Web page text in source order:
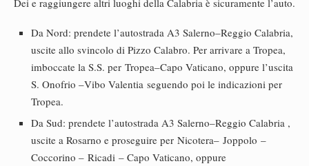
Dei e raggiungere altri luoghi della Calabria è sicuramente l’auto.
Da Nord: prendete l’autostrada A3 Salerno–Reggio Calabria,
uscite allo svincolo di Pizzo Calabro. Per arrivare a Tropea,
imboccate la S.S. per Tropea–Capo Vaticano, oppure l’uscita
S. Onofrio –Vibo Valentia seguendo poi le indicazioni per
Tropea.
Da Sud: prendete l’autostrada A3 Salerno–Reggio Calabria ,
uscite a Rosarno e proseguire per Nicotera– Joppolo –
Coccorino – Ricadi – Capo Vaticano, oppure